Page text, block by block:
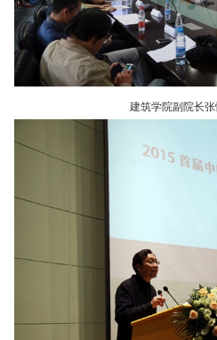
建筑学院副院长